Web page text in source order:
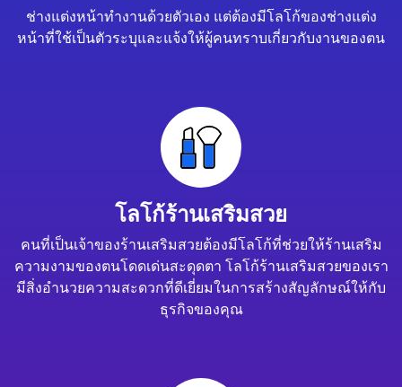
ช่างแต่งหน้าทำงานด้วยตัวเอง แต่ต้องมีโลโก้ของช่างแต่ง
หน้าที่ใช้เป็นตัวระบุและแจ้งให้ผู้คนทราบเกี่ยวกับงานของตน
โลโก้ร้านเสริมสวย
คนที่เป็นเจ้าของร้านเสริมสวยต้องมีโลโก้ที่ช่วยให้ร้านเสริม
ความงามของตนโดดเด่นสะดุดตา โลโก้ร้านเสริมสวยของเรา
มีสิ่งอำนวยความสะดวกที่ดีเยี่ยมในการสร้างสัญลักษณ์ให้กับ
ธุรกิจของคุณ